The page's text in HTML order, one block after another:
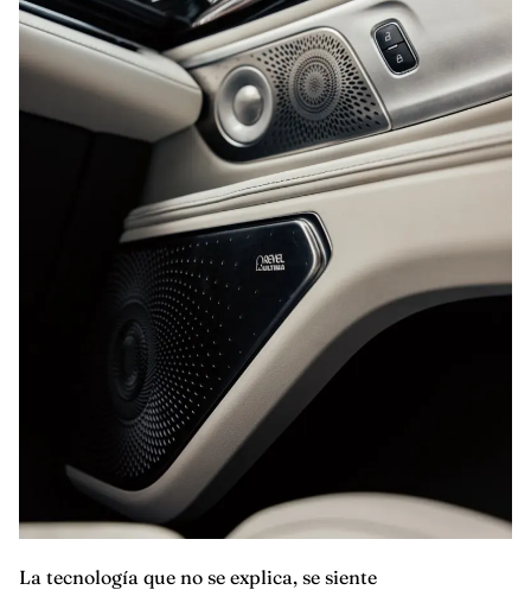
La tecnología que no se explica, se siente